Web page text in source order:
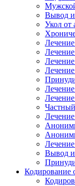
Вывод
Укол от
Лечение
Лечение
Лечение
Вывод
Кодирование